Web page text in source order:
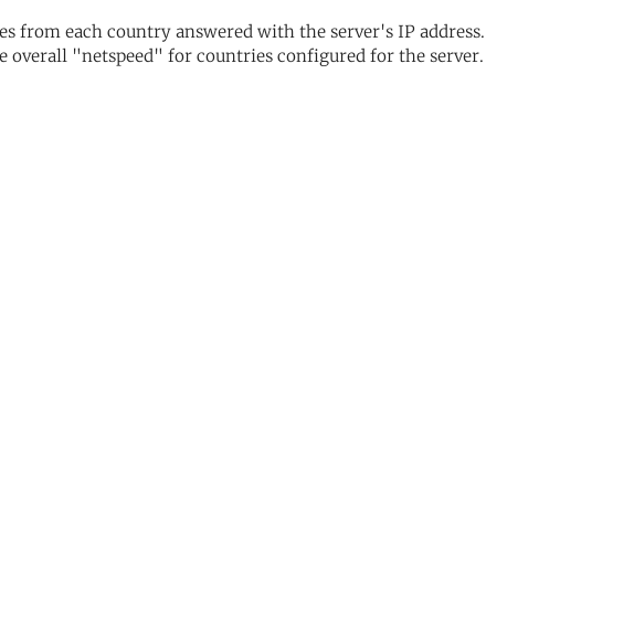
from each country answered with the server's IP address.
overall "netspeed" for countries configured for the server.